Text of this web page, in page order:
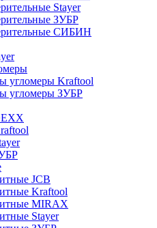
Stayer
ЗУБР
СИБИН
угломеры Kraftool
угломеры ЗУБР
JCB
Kraftool
MIRAX
Stayer